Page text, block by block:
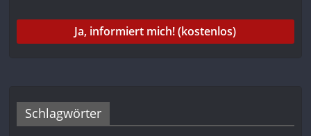
Schlagwörter